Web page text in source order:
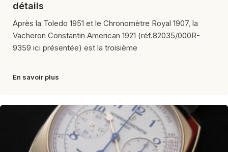
détails
Après la Toledo 1951 et le Chronomètre Royal 1907, la
Vacheron Constantin American 1921 (réf.82035/000R-
9359 ici présentée) est la troisième
En savoir plus